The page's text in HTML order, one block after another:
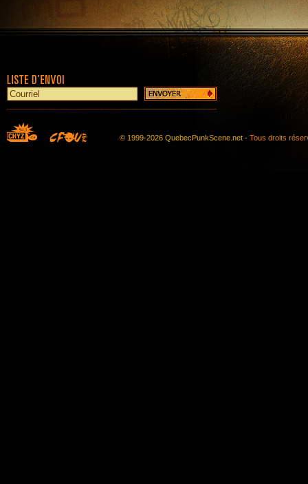
© 1999-2026 QuebecPunkScene.net - Tous droits